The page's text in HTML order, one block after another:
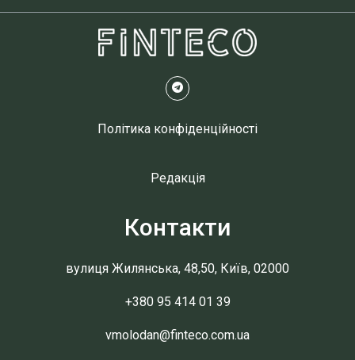
Політика конфіденційності
Редакція
Контакти
вулиця Жилянська, 48,50, Київ, 02000
+380 95 414 01 39
vmolodan@finteco.com.ua